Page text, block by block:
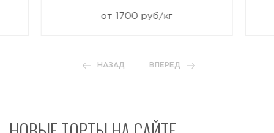
от 1700 руб/кг
НАЗАД ВПЕРЕД